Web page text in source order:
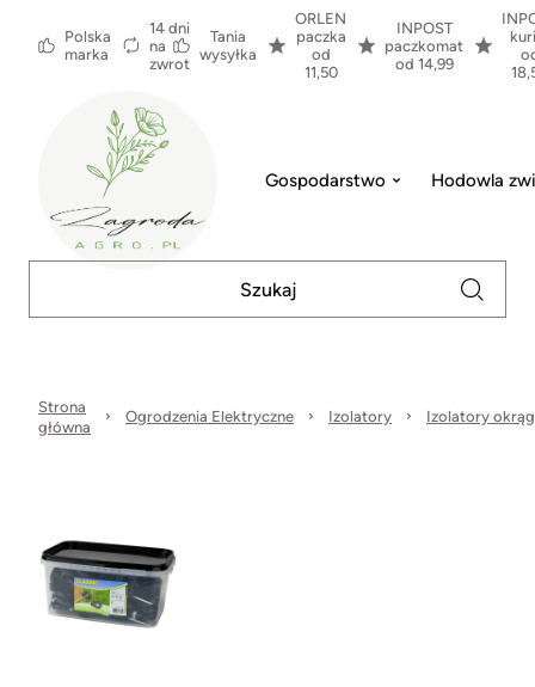
Polska
marka
14 dni
na
zwrot
Tania
wysyłka
ORLEN
paczka
od
11,50
INPOST
paczkomat
od 14,99
Gospodarstwo Hodowla
Strona
główna
Ogrodzenia Elektryczne Izolatory Izolatory